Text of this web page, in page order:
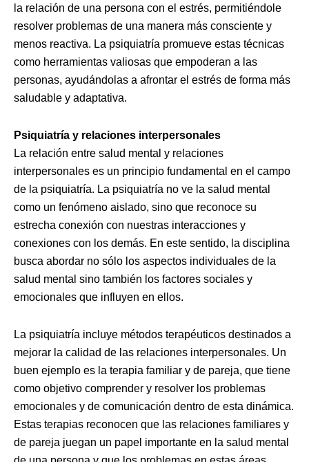
la relación de una persona con el estrés, permitiéndole
resolver problemas de una manera más consciente y
menos reactiva. La psiquiatría promueve estas técnicas
como herramientas valiosas que empoderan a las
personas, ayudándolas a afrontar el estrés de forma más
saludable y adaptativa.
Psiquiatría y relaciones interpersonales
La relación entre salud mental y relaciones
interpersonales es un principio fundamental en el campo
de la psiquiatría. La psiquiatría no ve la salud mental
como un fenómeno aislado, sino que reconoce su
estrecha conexión con nuestras interacciones y
conexiones con los demás. En este sentido, la disciplina
busca abordar no sólo los aspectos individuales de la
salud mental sino también los factores sociales y
emocionales que influyen en ellos.
La psiquiatría incluye métodos terapéuticos destinados a
mejorar la calidad de las relaciones interpersonales. Un
buen ejemplo es la terapia familiar y de pareja, que tiene
como objetivo comprender y resolver los problemas
emocionales y de comunicación dentro de esta dinámica.
Estas terapias reconocen que las relaciones familiares y
de pareja juegan un papel importante en la salud mental